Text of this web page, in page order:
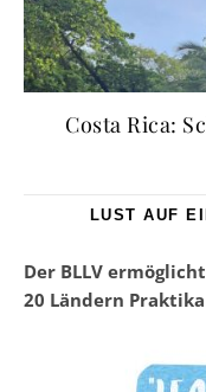
Costa Rica:
LUST AUF
Der BLLV
20 Ländern